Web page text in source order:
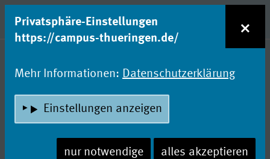
zum Inhalt
Entdecke Dein Studium!
ALTERTUMSWISSENSCHAFTEN
(KERNFACH)
Friedrich-Schiller-Universität Jena
Privatsphäre-Einstellungen
https://campus-thueringen.de/
×
Mehr Informationen: Datenschutzerklärung
Einstellungen anzeigen
nur notwendige alles akzeptieren